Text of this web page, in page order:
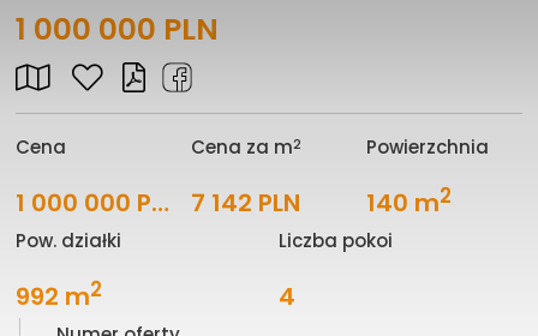
1 000 000 PLN
Cena
1 000 000 PLN
Cena za m2
7 142 PLN
Powierzchnia
140 m2
Pow. działki
992 m2
Liczba pokoi
4